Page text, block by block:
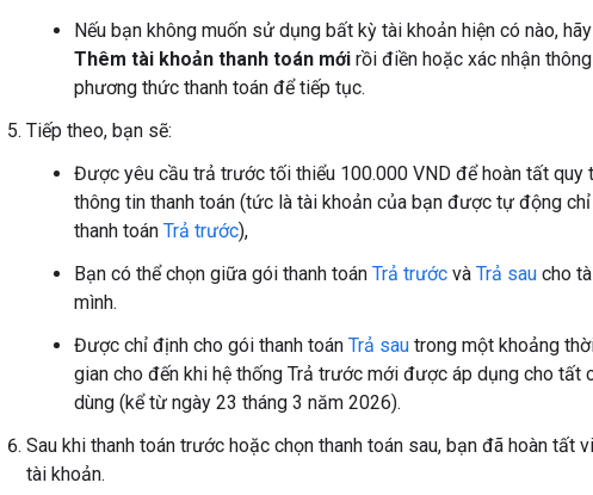
Nếu bạn không muốn sử dụng bất kỳ tài khoản hiện có nào,
Thêm tài khoản thanh toán mới rồi điền hoặc xác nhận
phương thức thanh toán để tiếp tục.
Tiếp theo, bạn sẽ:
Được yêu cầu trả trước tối thiểu 100.000 VND để hoàn tất quy
thông tin thanh toán (tức là tài khoản của bạn được tự động
thanh toán Trả trước),
Bạn có thể chọn giữa gói thanh toán Trả trước và Trả sau cho
mình.
Được chỉ định cho gói thanh toán Trả sau trong một khoảng
gian cho đến khi hệ thống Trả trước mới được áp dụng cho tất
dùng (kể từ ngày 23 tháng 3 năm 2026).
Sau khi thanh toán trước hoặc chọn thanh toán sau, bạn đã hoàn tất
tài khoản.